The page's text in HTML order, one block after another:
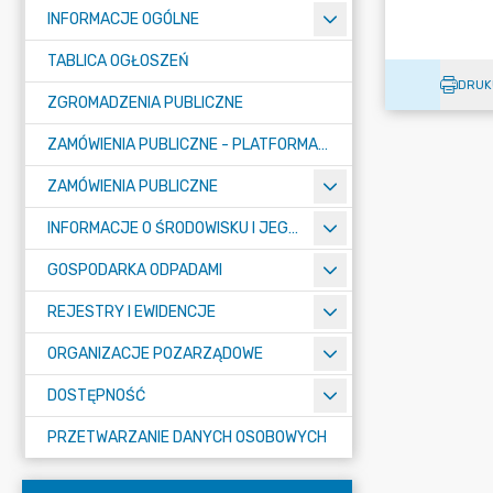
INFORMACJE OGÓLNE
TABLICA OGŁOSZEŃ
ZGROMADZENIA PUBLICZNE
ZAMÓWIENIA PUBLICZNE - PLATFORMA ZAKUPOWA (OD 01.05.2025R.)
ZAMÓWIENIA PUBLICZNE
INFORMACJE O ŚRODOWISKU I JEGO OCHRONIE
GOSPODARKA ODPADAMI
REJESTRY I EWIDENCJE
ORGANIZACJE POZARZĄDOWE
DOSTĘPNOŚĆ
PRZETWARZANIE DANYCH OSOBOWYCH